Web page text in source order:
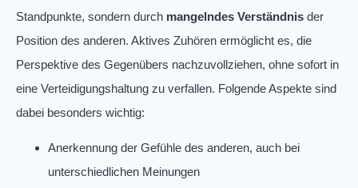
Standpunkte, sondern durch mangelndes Verständnis der
Position des anderen. Aktives Zuhören ermöglicht es, die
Perspektive des Gegenübers nachzuvollziehen, ohne sofort in
eine Verteidigungshaltung zu verfallen. Folgende Aspekte sind
dabei besonders wichtig:
Anerkennung der Gefühle des anderen, auch bei
unterschiedlichen Meinungen